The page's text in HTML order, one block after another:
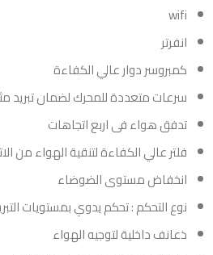
wifi
انفرتر
كمبروسر دوار عالي الكفاءة
سرعات متعددة للمحرك لضمان تبريد
تدفق هواء فى اربع اتجاهات
فلتر عالي الكفاءة لتنقية الهواء من
انخفاض مستوى الضوضاء
نوع التحكم : تحكم يدوي بمستويات
ذعانف داخلية لتوجيه الهواء